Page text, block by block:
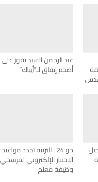
عبد الرحمن السيد يفوز على
أضخم إنفاق لـ”أيباك”
جو 24 : التربية تحدد مواعيد
الاختبار الإلكتروني لمرشحي
وظيفة معلم